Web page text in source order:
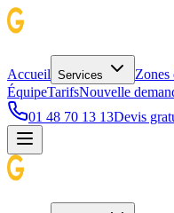
Accueil Services Zones
ÉquipeTarifsNouvelle
01 48 70 13 13Devis